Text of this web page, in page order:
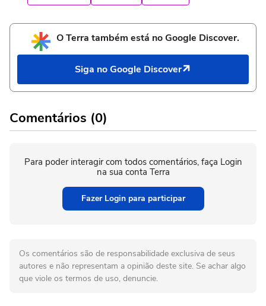
O Terra também está no Google Discover.
Siga no Google Discover
Comentários (0)
Para poder interagir com todos comentários, faça Login
na sua conta Terra
Fazer Login para participar
Os comentários são de responsabilidade exclusiva de seus
autores e não representam a opinião deste site. Se achar algo
que viole os termos de uso, denuncie.